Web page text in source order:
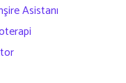
Asistanı